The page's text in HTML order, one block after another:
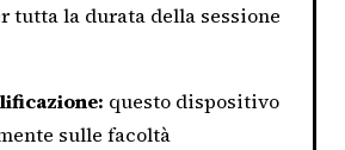
tutta la durata della sessione
questo dispositivo
sulle facoltà